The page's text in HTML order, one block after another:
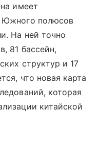
имеет
Южного полюсов
На ней точно
81 бассейн,
структур и 17
что новая карта
которая
китайской